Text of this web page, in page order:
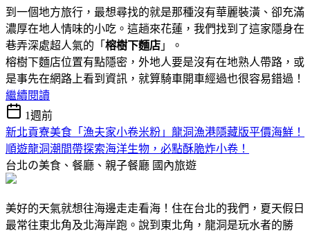
到一個地方旅行，最想尋找的就是那種沒有華麗裝潢、卻充滿
濃厚在地人情味的小吃。這趟來花蓮，我們找到了這家隱身在
巷弄深處超人氣的「 榕樹下麵店 」。
榕樹下麵店位置有點隱密，外地人要是沒有在地熟人帶路，或
是事先在網路上看到資訊，就算騎車開車經過也很容易錯過！
繼續閱讀
1週前
新北貢寮美食「漁夫家小卷米粉」龍洞漁港隱藏版平價海鮮！
順遊龍洞潮間帶探索海洋生物，必點酥脆炸小卷！
台北の美食、餐廳、親子餐廳 國內旅遊
美好的天氣就想往海邊走走看海！住在台北的我們，夏天假日
最常往東北角及北海岸跑。說到東北角，龍洞是玩水者的勝